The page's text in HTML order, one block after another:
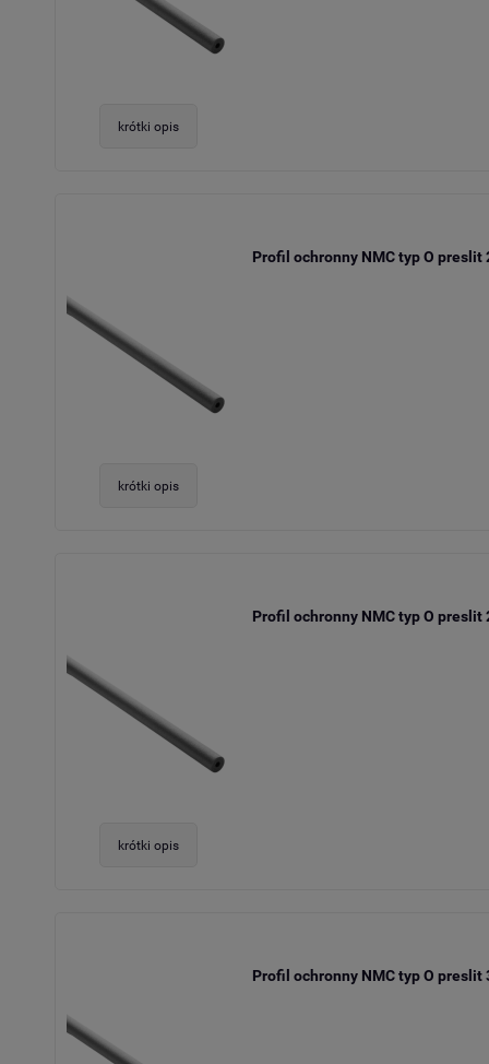
krótki opis
Profil ochronny NMC typ O preslit
krótki opis
Profil ochronny NMC typ O preslit
krótki opis
Profil ochronny NMC typ O preslit